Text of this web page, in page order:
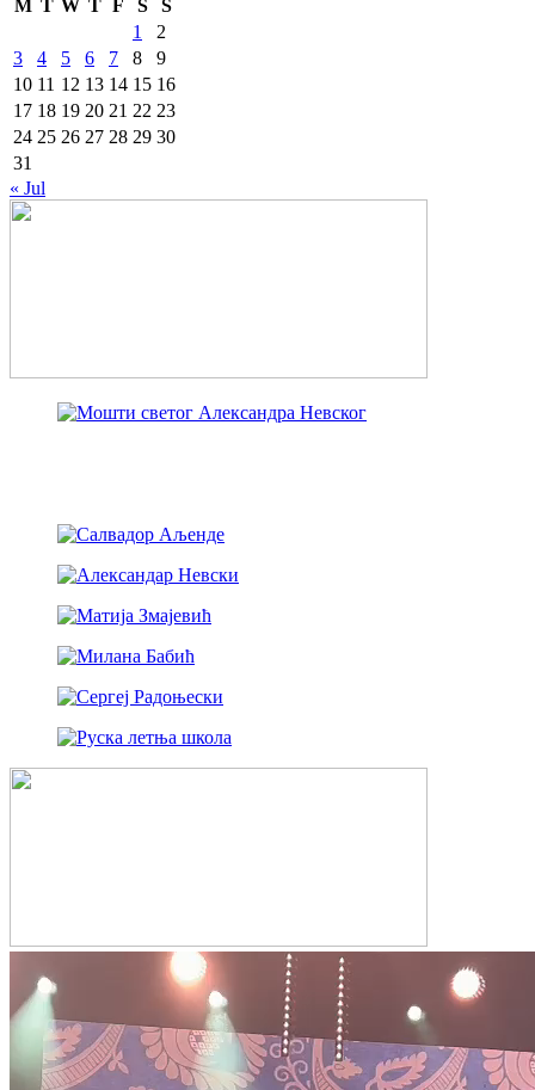
M T W T F S
S
1
2
3
4 5 6 7 8
9
10 11 12 13 14 15 16
17 18 19 20 21 22 23
24 25 26 27 28 29 30
31
« Jul